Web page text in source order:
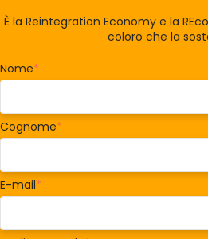
È la Reintegration Economy e la
coloro che la
Nome*
Cognome*
E-mail*